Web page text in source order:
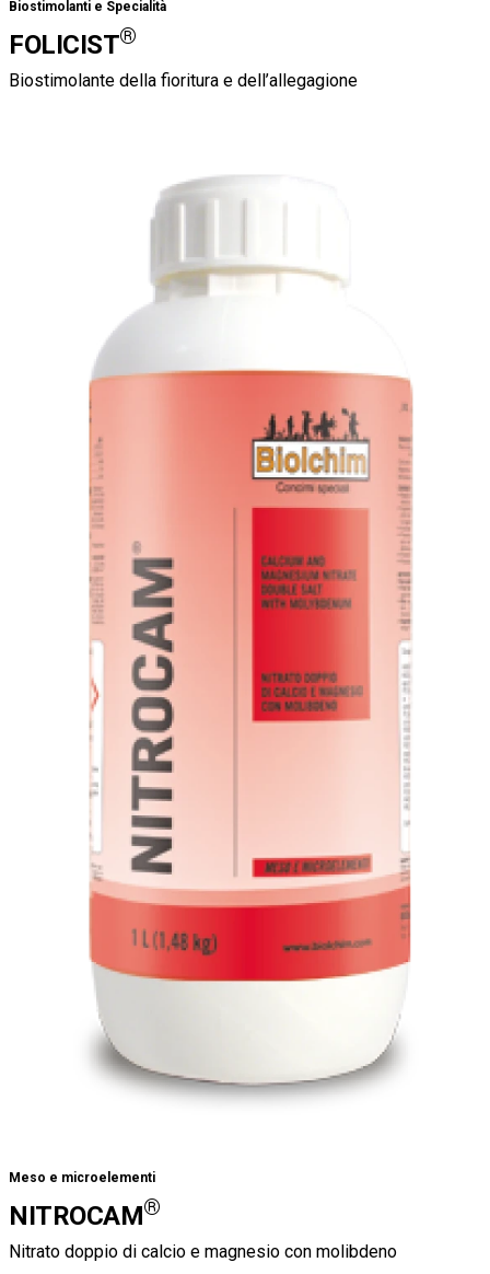
Biostimolanti e Specialità
FOLICIST®
Biostimolante della fioritura e dell’allegagione
Meso e microelementi
NITROCAM®
Nitrato doppio di calcio e magnesio con molibdeno